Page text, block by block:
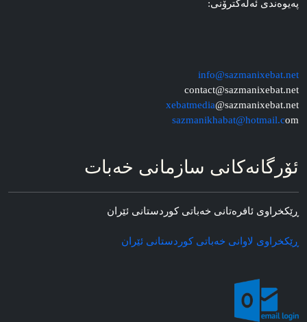
په‌یوه‌ندی ئه‌له‌کترۆنی:
info@sazmanixebat.net
contact@sazmanixebat.net
xebatmedia@sazmanixebat.net
sazmanikhabat@hotmail.com
ئۆرگانه‌کانی سازمانی خه‌بات
ڕێکخراوی ئافره‌تانی خه‌باتی کوردستانی ئێران
ڕێکخراوی لاوانی خه‌باتی کوردستانی ئێران